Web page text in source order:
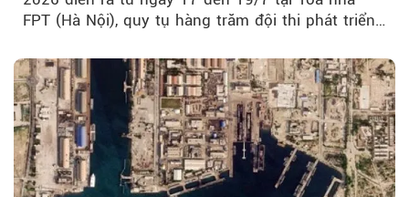
FPT (Hà Nội), quy tụ hàng trăm đội thi phát triển